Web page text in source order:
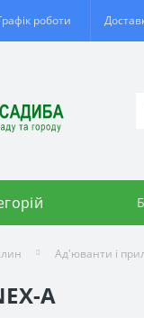
роботи
Ад'юванти і
A